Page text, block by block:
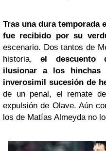
Tras una dura temporada
fue recibido por su
escenario. Dos tantos de
historia,el descuento
ilusionar a los
inverosimil sucesión de
de un penal, el remate
expulsión de Olave. Aún
los de Matías Almeyda no